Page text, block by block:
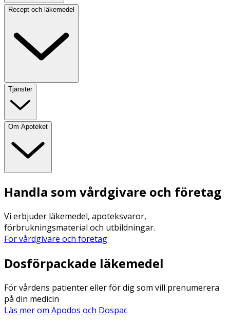
Recept och läkemedel
Tjänster
Om Apoteket
Handla som vårdgivare och företag
Vi erbjuder läkemedel, apoteksvaror,
förbrukningsmaterial och utbildningar.
För vårdgivare och företag
Dosförpackade läkemedel
För vårdens patienter eller för dig som vill prenumerera
på din medicin
Läs mer om Apodos och Dospac